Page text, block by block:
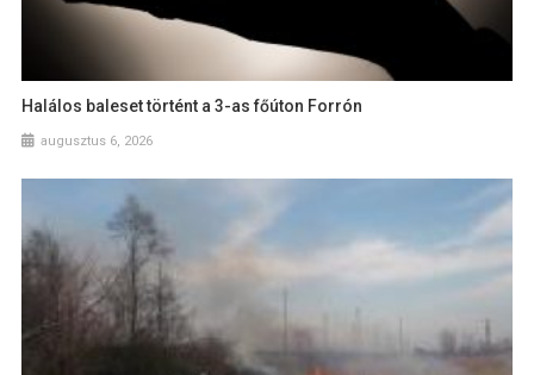
Halálos baleset történt a 3-as főúton Forrón
augusztus 6, 2026